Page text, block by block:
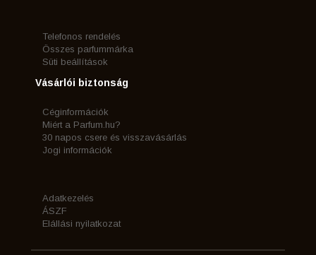
Telefonos rendelés
Összes parfummárka
Süti beállítások
Vásárlói biztonság
Céginformációk
Miért a Parfum.hu?
30 napos csere és visszavásárlás
Jogi információk
Adatkezelés
ÁSZF
Elállási nyilatkozat